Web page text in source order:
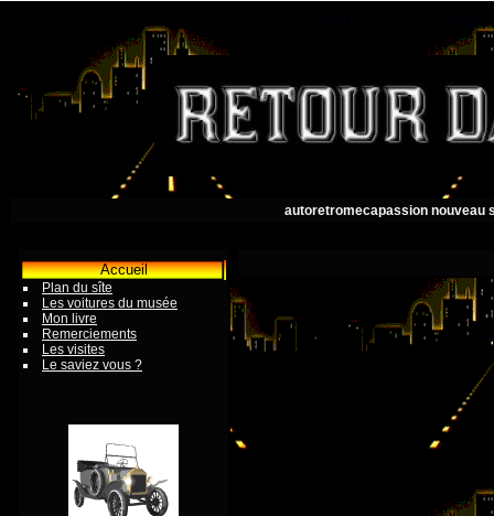
Vailly sur
autoretromecapassion nouveau
Accueil
Plan du sîte
Les voitures du musée
Mon livre
Remerciements
Les visites
Le saviez vous ?